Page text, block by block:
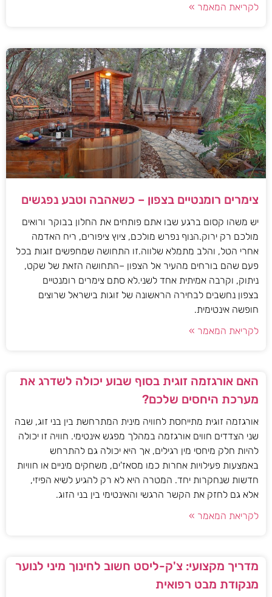
לקריאת המאמר »
צימרים רומנטיים בצפון – כשאהבה וטבע נפגשים
יש משהו קסום ברגע שבו אתם פותחים את החלון בבוקר ורואים
מולכם רק ירוק.הנוף נפרש מולכם, ציוץ ציפורים, ריח האדמה
אחרי הטל, והלב מתמלא שלווה.זו התחושה שמחפשים זוגות בכל
פעם שהם בורחים מהעיר אל הצפון –התחושה הזאת של שקט,
ניתוק, וקרבה אמיתית אחד לשני.לא סתם צימרים רומנטיים
בצפון נחשבים לבחירה הראשונה של זוגות בישראל שרוצים
חופשה אינטימית.
לקריאת המאמר »
האם אורגזמה זוגית בסוף שבוע יכולה לשדרג את
מערכת היחסים שלכם?
אורגזמה זוגית מתייחסת לחוויה מינית המתרחשת בין בני זוג, שבה
שני הצדדים חווים אורגזמה במהלך מפגש אינטימי. חוויה זו יכולה
להיות חלק מיחסי מין רגילים, אך היא יכולה גם להתרחש
באמצעות פעילויות אחרות כמו מסאז'ים, משחקים מיניים או חוויות
חדשות שנחקרות יחד. המטרה היא לא רק להגיע לשיא הפיזי,
אלא גם לחזק את הקשר הרגשי והאינטימי בין בני הזוג.
לקריאת המאמר »
מדריך מקצועי: צ'ק-ליסט חשוב לחינוך מיני לנוער
מנקודת מבט רפואית